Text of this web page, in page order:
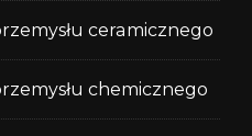
ceramicznego
chemicznego